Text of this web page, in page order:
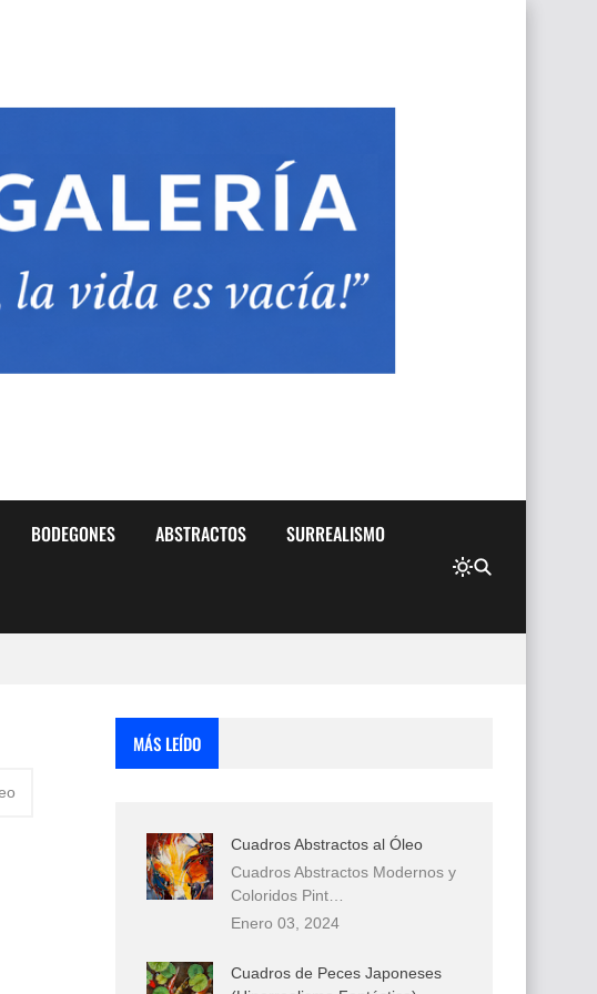
BODEGONES ABSTRACTOS SURREALISMO
MÁS LEÍDO
Cuadros Abstractos al Óleo
Cuadros Abstractos Modernos y
Coloridos Pint…
Enero 03, 2024
Cuadros de Peces Japoneses